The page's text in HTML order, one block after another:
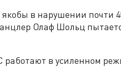
в нарушении почти
Олаф Шольц
в усиленном